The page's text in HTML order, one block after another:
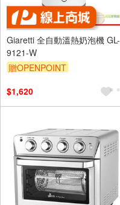
Giaretti 全自動溫熱奶泡機 GL-
9121-W
贈OPENPOINT
$1,620